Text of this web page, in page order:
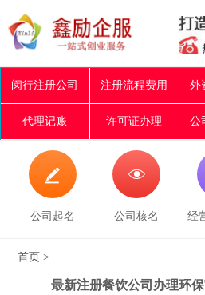
闵行注册公司 注册流程费用 外
代理记账 许可证办理 公

公司起名

公司核名 经
首页 >
最新注册餐饮公司办理环